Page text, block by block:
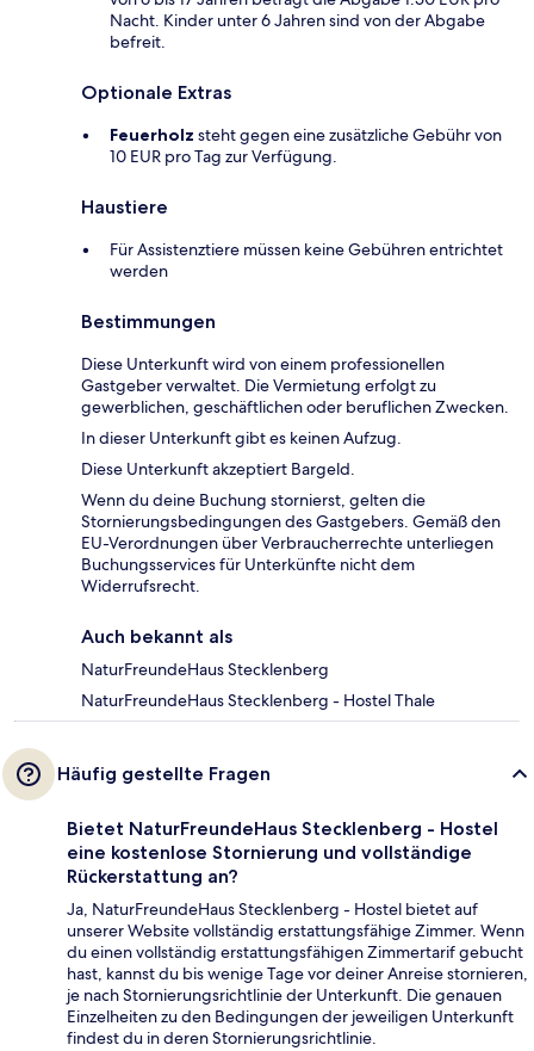
Nacht. Kinder unter 6 Jahren sind von der Abgabe
befreit.
Optionale Extras
Feuerholz steht gegen eine zusätzliche Gebühr von
10 EUR pro Tag zur Verfügung.
Haustiere
Für Assistenztiere müssen keine Gebühren entrichtet
werden
Bestimmungen
Diese Unterkunft wird von einem professionellen
Gastgeber verwaltet. Die Vermietung erfolgt zu
gewerblichen, geschäftlichen oder beruflichen Zwecken.
In dieser Unterkunft gibt es keinen Aufzug.
Diese Unterkunft akzeptiert Bargeld.
Wenn du deine Buchung stornierst, gelten die
Stornierungsbedingungen des Gastgebers. Gemäß den
EU-Verordnungen über Verbraucherrechte unterliegen
Buchungsservices für Unterkünfte nicht dem
Widerrufsrecht.
Auch bekannt als
NaturFreundeHaus Stecklenberg
NaturFreundeHaus Stecklenberg - Hostel Thale
Häufig gestellte Fragen
Bietet NaturFreundeHaus Stecklenberg - Hostel
eine kostenlose Stornierung und vollständige
Rückerstattung an?
Ja, NaturFreundeHaus Stecklenberg - Hostel bietet auf
unserer Website vollständig erstattungsfähige Zimmer. Wenn
du einen vollständig erstattungsfähigen Zimmertarif gebucht
hast, kannst du bis wenige Tage vor deiner Anreise stornieren,
je nach Stornierungsrichtlinie der Unterkunft. Die genauen
Einzelheiten zu den Bedingungen der jeweiligen Unterkunft
findest du in deren Stornierungsrichtlinie.